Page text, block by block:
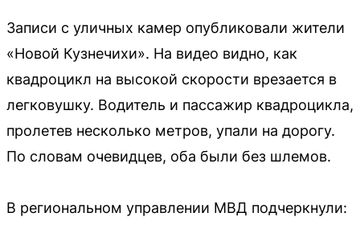
Записи с уличных камер опубликовали жители
«Новой Кузнечихи». На видео видно, как
квадроцикл на высокой скорости врезается в
легковушку. Водитель и пассажир квадроцикла,
пролетев несколько метров, упали на дорогу.
По словам очевидцев, оба были без шлемов.
В региональном управлении МВД подчеркнули: